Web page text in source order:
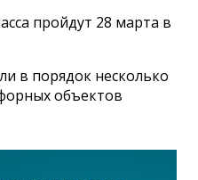
пройдут 28 марта в
в порядок несколько
объектов